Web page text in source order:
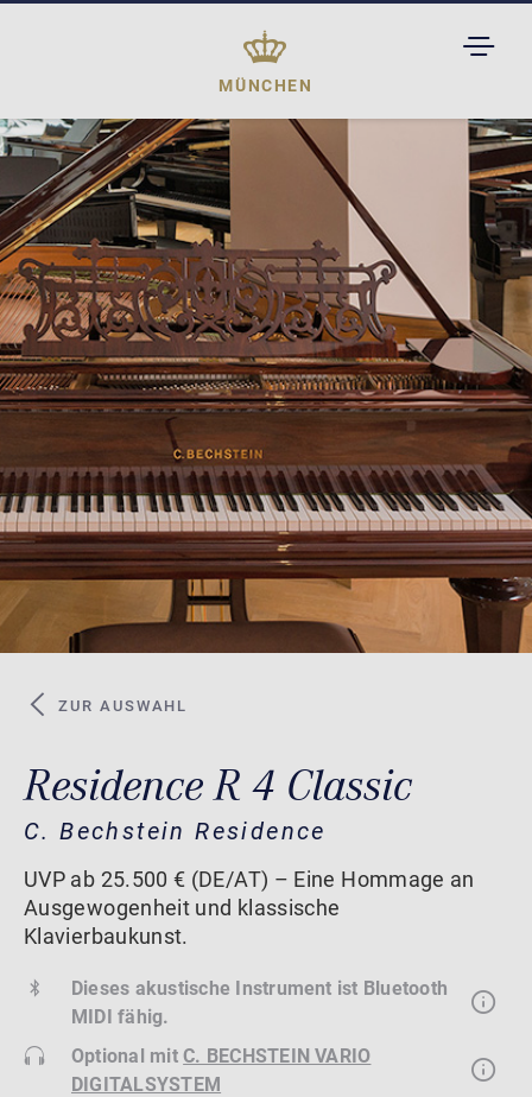
MÜNCHEN
ZUR AUSWAHL
Residence R 4 Classic
C. Bechstein Residence
UVP ab 25.500 € (DE/AT) – Eine Hommage an
Ausgewogenheit und klassische
Klavierbaukunst.
Dieses akustische Instrument ist Bluetooth
MIDI fähig.
Optional mitC. BECHSTEIN VARIO
DIGITALSYSTEM